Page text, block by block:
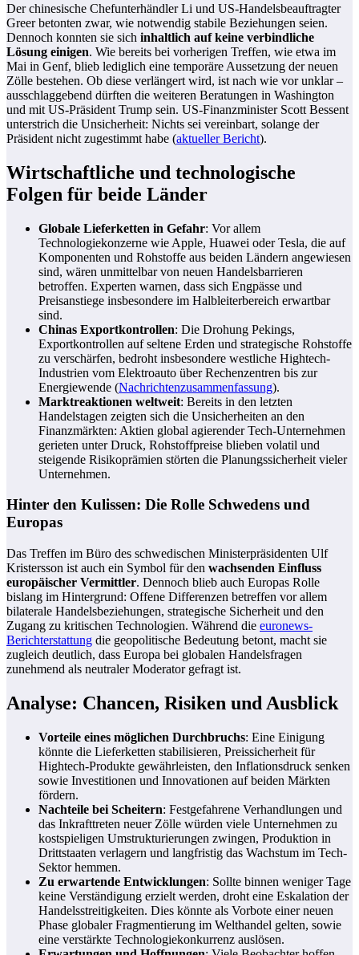
Der chinesische Chefunterhändler Li und US-Handelsbeauftragter
Greer betonten zwar, wie notwendig stabile Beziehungen seien.
Dennoch konnten sie sich inhaltlich auf keine verbindliche
Lösung einigen. Wie bereits bei vorherigen Treffen, wie etwa im
Mai in Genf, blieb lediglich eine temporäre Aussetzung der neuen
Zölle bestehen. Ob diese verlängert wird, ist nach wie vor unklar –
ausschlaggebend dürften die weiteren Beratungen in Washington
und mit US-Präsident Trump sein. US-Finanzminister Scott Bessent
unterstrich die Unsicherheit: Nichts sei vereinbart, solange der
Präsident nicht zugestimmt habe (aktueller Bericht).
Wirtschaftliche und technologische
Folgen für beide Länder
Globale Lieferketten in Gefahr: Vor allem
Technologiekonzerne wie Apple, Huawei oder Tesla, die auf
Komponenten und Rohstoffe aus beiden Ländern angewiesen
sind, wären unmittelbar von neuen Handelsbarrieren
betroffen. Experten warnen, dass sich Engpässe und
Preisanstiege insbesondere im Halbleiterbereich erwartbar
sind.
Chinas Exportkontrollen: Die Drohung Pekings,
Exportkontrollen auf seltene Erden und strategische Rohstoffe
zu verschärfen, bedroht insbesondere westliche Hightech-
Industrien vom Elektroauto über Rechenzentren bis zur
Energiewende (Nachrichtenzusammenfassung).
Marktreaktionen weltweit: Bereits in den letzten
Handelstagen zeigten sich die Unsicherheiten an den
Finanzmärkten: Aktien global agierender Tech-Unternehmen
gerieten unter Druck, Rohstoffpreise blieben volatil und
steigende Risikoprämien störten die Planungssicherheit vieler
Unternehmen.
Hinter den Kulissen: Die Rolle Schwedens und
Europas
Das Treffen im Büro des schwedischen Ministerpräsidenten Ulf
Kristersson ist auch ein Symbol für den wachsenden Einfluss
europäischer Vermittler. Dennoch blieb auch Europas Rolle
bislang im Hintergrund: Offene Differenzen betreffen vor allem
bilaterale Handelsbeziehungen, strategische Sicherheit und den
Zugang zu kritischen Technologien. Während die euronews-
Berichterstattung die geopolitische Bedeutung betont, macht sie
zugleich deutlich, dass Europa bei globalen Handelsfragen
zunehmend als neutraler Moderator gefragt ist.
Analyse: Chancen, Risiken und Ausblick
Vorteile eines möglichen Durchbruchs: Eine Einigung
könnte die Lieferketten stabilisieren, Preissicherheit für
Hightech-Produkte gewährleisten, den Inflationsdruck senken
sowie Investitionen und Innovationen auf beiden Märkten
fördern.
Nachteile bei Scheitern: Festgefahrene Verhandlungen und
das Inkrafttreten neuer Zölle würden viele Unternehmen zu
kostspieligen Umstrukturierungen zwingen, Produktion in
Drittstaaten verlagern und langfristig das Wachstum im Tech-
Sektor hemmen.
Zu erwartende Entwicklungen: Sollte binnen weniger Tage
keine Verständigung erzielt werden, droht eine Eskalation der
Handelsstreitigkeiten. Dies könnte als Vorbote einer neuen
Phase globaler Fragmentierung im Welthandel gelten, sowie
eine verstärkte Technologiekonkurrenz auslösen.